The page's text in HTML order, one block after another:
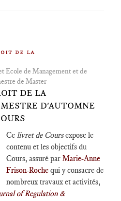
de la
Ecole de Management et de
de Master
DE LA
D'AUTOMNE
Ce livret de Coursexpose le
contenu et les objectifs du
Cours, assuré par Marie-Anne
Frison-Roche qui y consacre de
nombreux travaux et activités,
of Regulation &